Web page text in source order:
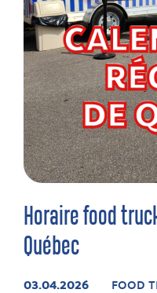
Horaire food
Québec
03.04.2026 FOOD